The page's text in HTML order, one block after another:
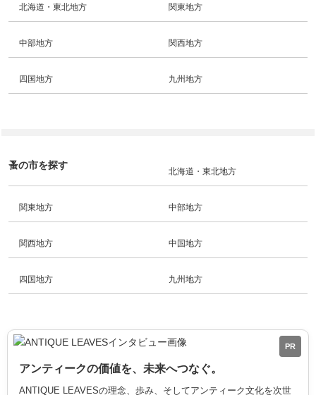
北海道・東北地方 関東地方
中部地方 関西地方
四国地方 九州地方
蚤の市を探す
北海道・東北地方
関東地方 中部地方
関西地方 中国地方
四国地方 九州地方
PR
アンティークの価値を、未来へつなぐ。
ANTIQUE LEAVESの理念、歩み、そしてアンティーク文化を次世